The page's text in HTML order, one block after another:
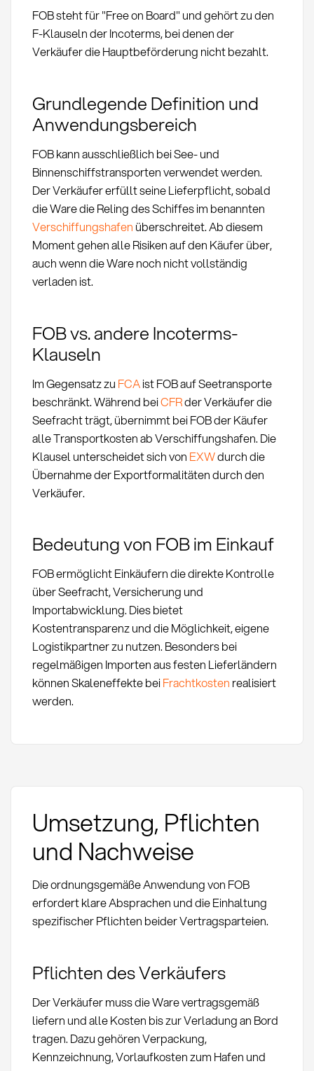
FOB steht für "Free on Board" und gehört zu den
F-Klauseln der Incoterms, bei denen der
Verkäufer die Hauptbeförderung nicht bezahlt.
Grundlegende Definition und
Anwendungsbereich
FOB kann ausschließlich bei See- und
Binnenschiffstransporten verwendet werden.
Der Verkäufer erfüllt seine Lieferpflicht, sobald
die Ware die Reling des Schiffes im benannten
Verschiffungshafen überschreitet. Ab diesem
Moment gehen alle Risiken auf den Käufer über,
auch wenn die Ware noch nicht vollständig
verladen ist.
FOB vs. andere Incoterms-
Klauseln
Im Gegensatz zu FCAist FOB auf Seetransporte
beschränkt. Während beiCFRder Verkäufer die
Seefracht trägt, übernimmt bei FOB der Käufer
alle Transportkosten ab Verschiffungshafen. Die
Klausel unterscheidet sich von EXWdurch die
Übernahme der Exportformalitäten durch den
Verkäufer.
Bedeutung von FOB im Einkauf
FOB ermöglicht Einkäufern die direkte Kontrolle
über Seefracht, Versicherung und
Importabwicklung. Dies bietet
Kostentransparenz und die Möglichkeit, eigene
Logistikpartner zu nutzen. Besonders bei
regelmäßigen Importen aus festen Lieferländern
können Skaleneffekte bei Frachtkosten realisiert
werden.
Umsetzung, Pflichten
und Nachweise
Die ordnungsgemäße Anwendung von FOB
erfordert klare Absprachen und die Einhaltung
spezifischer Pflichten beider Vertragsparteien.
Pflichten des Verkäufers
Der Verkäufer muss die Ware vertragsgemäß
liefern und alle Kosten bis zur Verladung an Bord
tragen. Dazu gehören Verpackung,
Kennzeichnung, Vorlaufkosten zum Hafen und